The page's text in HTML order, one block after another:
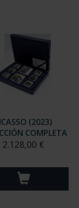
(2023)
COMPLETA
2.128,00 €